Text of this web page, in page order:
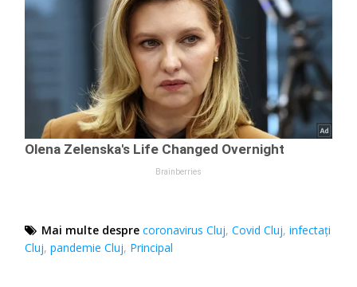
Mai multe despre coronavirus Cluj,Covid Cluj,infectați
Cluj,pandemie Cluj, Principal